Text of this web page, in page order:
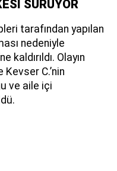
SÜRÜYOR
tarafından yapılan
nedeniyle
kaldırıldı. Olayın
Kevser C.’nin
ve aile içi